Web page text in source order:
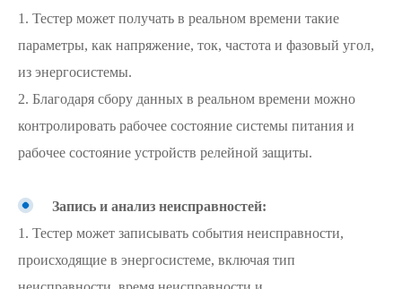
1. Тестер может получать в реальном времени такие
параметры, как напряжение, ток, частота и фазовый угол,
из энергосистемы.
2. Благодаря сбору данных в реальном времени можно
контролировать рабочее состояние системы питания и
рабочее состояние устройств релейной защиты.
Запись и анализ неисправностей:
1. Тестер может записывать события неисправности,
происходящие в энергосистеме, включая тип